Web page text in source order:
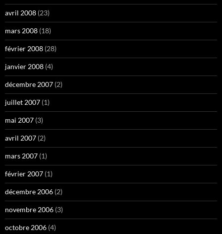
avril 2008 (23)
mars 2008 (18)
février 2008 (28)
janvier 2008 (4)
décembre 2007 (2)
juillet 2007 (1)
mai 2007 (3)
avril 2007 (2)
mars 2007 (1)
février 2007 (1)
décembre 2006 (2)
novembre 2006 (3)
octobre 2006 (4)